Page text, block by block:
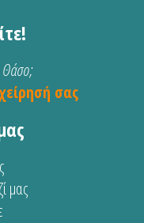
Θάσο;
σας
μας